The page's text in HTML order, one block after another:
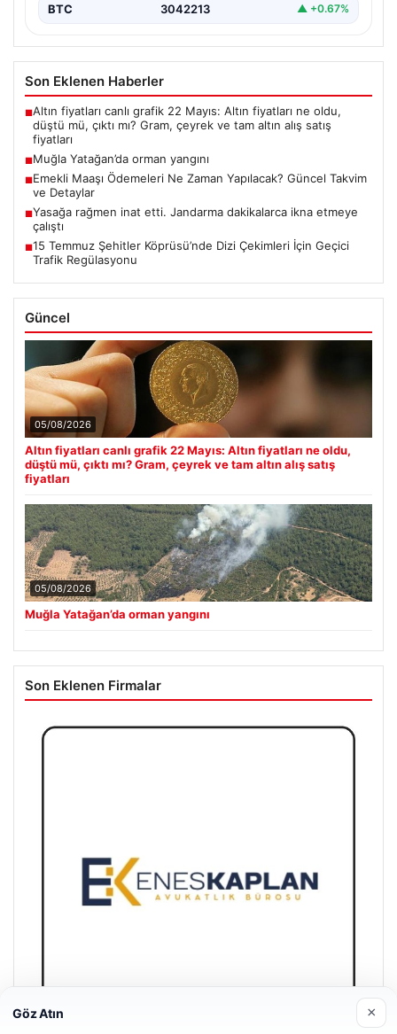
BTC 3042213 ▲ +0.67%
Son Eklenen Haberler
■Altın fiyatları canlı grafik 22 Mayıs: Altın fiyatları ne oldu,
düştü mü, çıktı mı? Gram, çeyrek ve tam altın alış satış
fiyatları
■Muğla Yatağan’da orman yangını
■Emekli Maaşı Ödemeleri Ne Zaman Yapılacak? Güncel Takvim
ve Detaylar
■Yasağa rağmen inat etti. Jandarma dakikalarca ikna etmeye
çalıştı
■15 Temmuz Şehitler Köprüsü’nde Dizi Çekimleri İçin Geçici
Trafik Regülasyonu
Güncel
05/08/2026
Altın fiyatları canlı grafik 22 Mayıs: Altın fiyatları ne oldu,
düştü mü, çıktı mı? Gram, çeyrek ve tam altın alış satış
fiyatları
05/08/2026
Muğla Yatağan’da orman yangını
Son Eklenen Firmalar
Göz Atın ×